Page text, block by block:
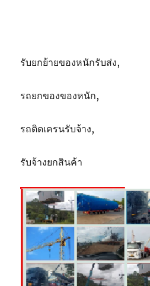
รับยกย้ายของหนักรับส่ง,
รถยกของของหนัก,
รถติดเครนรับจ้าง,
รับจ้างยกสินค้า